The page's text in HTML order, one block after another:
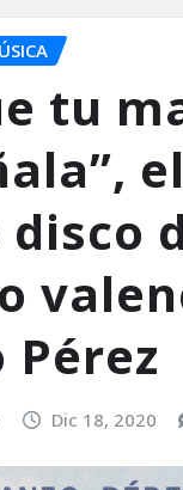
tu
el
Pérez
Dic 18, 2020